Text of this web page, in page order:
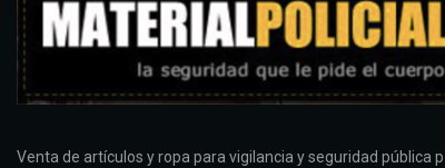
Venta de artículos y ropa para vigilancia y seguridad pública p